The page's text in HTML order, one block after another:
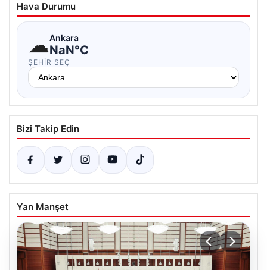
Hava Durumu
☁Ankara
NaN°C
ŞEHIR SEÇ
Bizi Takip Edin
Yan Manşet